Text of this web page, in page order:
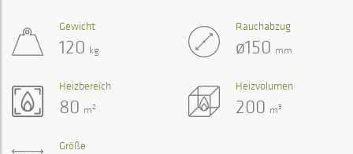
Heizvolumen
200 m3
Heizbereich
80 m2
Gewicht
120 kg
Rauchabzug
ø150 mm
Größe